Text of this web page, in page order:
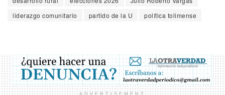
liderazgo comunitario
partido de la U política tolimense